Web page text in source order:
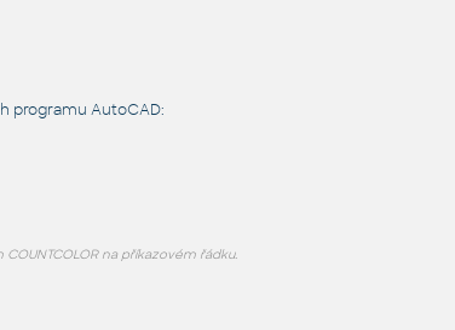
programu AutoCAD:
na příkazovém řádku.